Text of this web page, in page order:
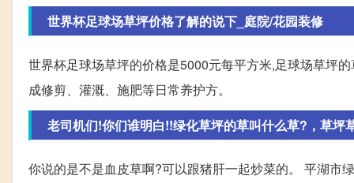
世界杯足球场草坪价格了解的说下_庭院/花园装修
世界杯足球场草坪的价格是5000元每平方米,足球场草坪
成修剪、灌溉、施肥等日常养护方。
老司机们!你们谁明白!!绿化草坪的草叫什么草?，草坪
你说的是不是血皮草啊?可以跟猪肝一起炒菜的。 平湖市